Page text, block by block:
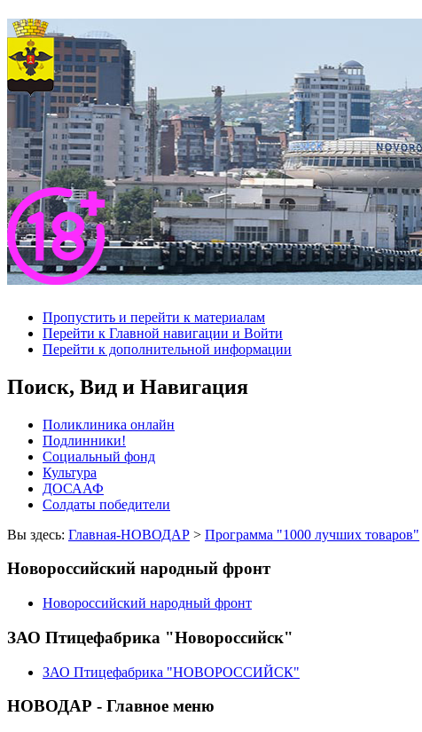
Пропустить и перейти к материалам
Перейти к Главной навигации и Войти
Перейти к дополнительной информации
Поиск, Вид и Навигация
Поликлиника онлайн
Подлинники!
Социальный фонд
Культура
ДОСААФ
Солдаты победители
Вы здесь: Главная-НОВОДАР > Программа "1000 лучших товаров"
Новороссийский народный фронт
Новороссийский народный фронт
ЗАО Птицефабрика "Новороссийск"
ЗАО Птицефабрика "НОВОРОССИЙСК"
НОВОДАР - Главное меню